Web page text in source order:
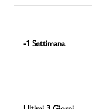
-1 Settimana